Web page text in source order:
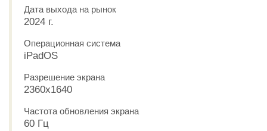
Дата выхода на рынок
2024 г.
Операционная система
iPadOS
Разрешение экрана
2360x1640
Частота обновления экрана
60 Гц